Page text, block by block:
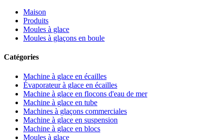
Maison
Produits
Moules à glace
Moules à glaçons en boule
Catégories
Machine à glace en écailles
Évaporateur à glace en écailles
Machine à glace en flocons d'eau de mer
Machine à glace en tube
Machines à glaçons commerciales
Machine à glace en suspension
Machine à glace en blocs
Moules à glace